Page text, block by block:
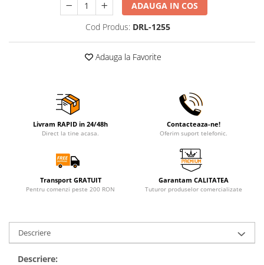
ADAUGA IN COS
Cod Produs: DRL-1255
Adauga la Favorite
Livram RAPID in 24/48h
Direct la tine acasa.
Contacteaza-ne!
Oferim suport telefonic.
Transport GRATUIT
Pentru comenzi peste 200 RON
Garantam CALITATEA
Tuturor produselor comercializate
Descriere
Descriere: